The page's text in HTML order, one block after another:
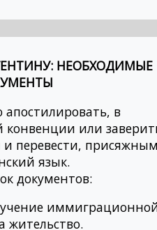
НЕОБХОДИМЫЕ
в
конвенции или
и перевести,
язык.
документов:
жительство.